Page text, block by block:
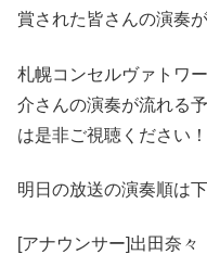
賞された皆さんの演奏
札幌コンセルヴァトワ
介さんの演奏が流れる
は是非ご視聴ください！
明日の放送の演奏順は
[アナウンサー]出田奈々